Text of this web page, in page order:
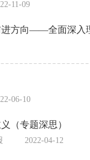
11-09
进方向——全面深入
06-10
（专题深思）
2022-04-12